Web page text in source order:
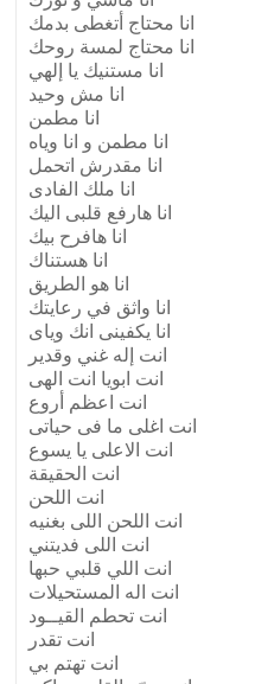
انا محتاج أتغطى بدمك
انا محتاج لمسة روحك
انا مستنيك يا إلهي
انا مش وحيد
انا مطمن
انا مطمن و انا وياه
انا مقدرش اتحمل
انا ملك الفادى
انا هارفع قلبى اليك
انا هافرح بيك
انا هستناك
انا هو الطريق
انا واثق في رعايتك
انا يكفينى انك وياى
انت إله غني وقدير
انت ابويا انت الهى
انت اعظم أروع
انت اغلى ما فى حياتى
انت الاعلى يا يسوع
انت الحقيقة
انت اللحن
انت اللحن اللى بغنيه
انت اللى فديتني
انت اللي قلبي حبها
انت اله المستحيلات
انت تحطم القيــود
انت تقدر
انت تهتم بي